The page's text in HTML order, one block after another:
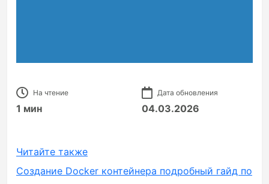
На чтение
1 мин
Дата обновления
04.03.2026
Читайте также
Создание Docker контейнера подробный гайд по